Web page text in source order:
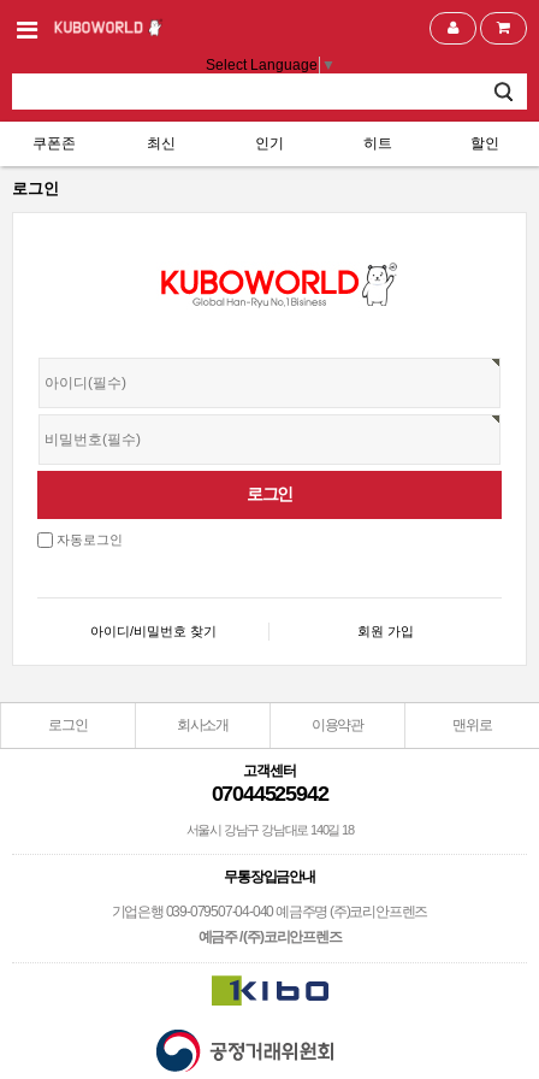
Select Language ▼
쿠폰존 최신 인기 히트 할인
로그인
자동로그인
아이디/비밀번호 찾기 회원 가입
로그인 회사소개 이용약관 맨위로
고객센터
07044525942
서울시 강남구 강남대로 140길 18
무통장입금안내
기업은행 039-079507-04-040 예금주명 (주)코리안프렌즈
예금주 / (주)코리안프렌즈